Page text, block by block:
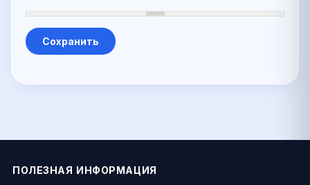
ПОЛЕЗНАЯ ИНФОРМАЦИЯ